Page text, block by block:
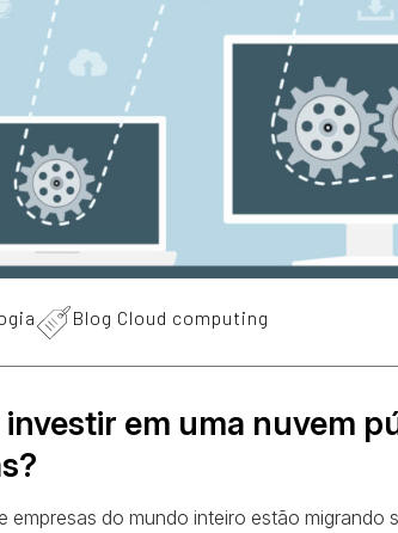
investir em uma nuvem
Blog Cloud computing
empresas do mundo inteiro estão migrando